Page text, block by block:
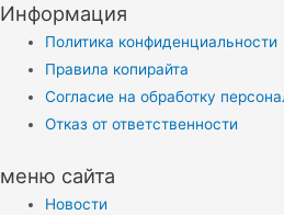
Информация
Политика конфиденциальности
Правила копирайта
Согласие на обработку
Отказ от ответственности
меню сайта
Новости